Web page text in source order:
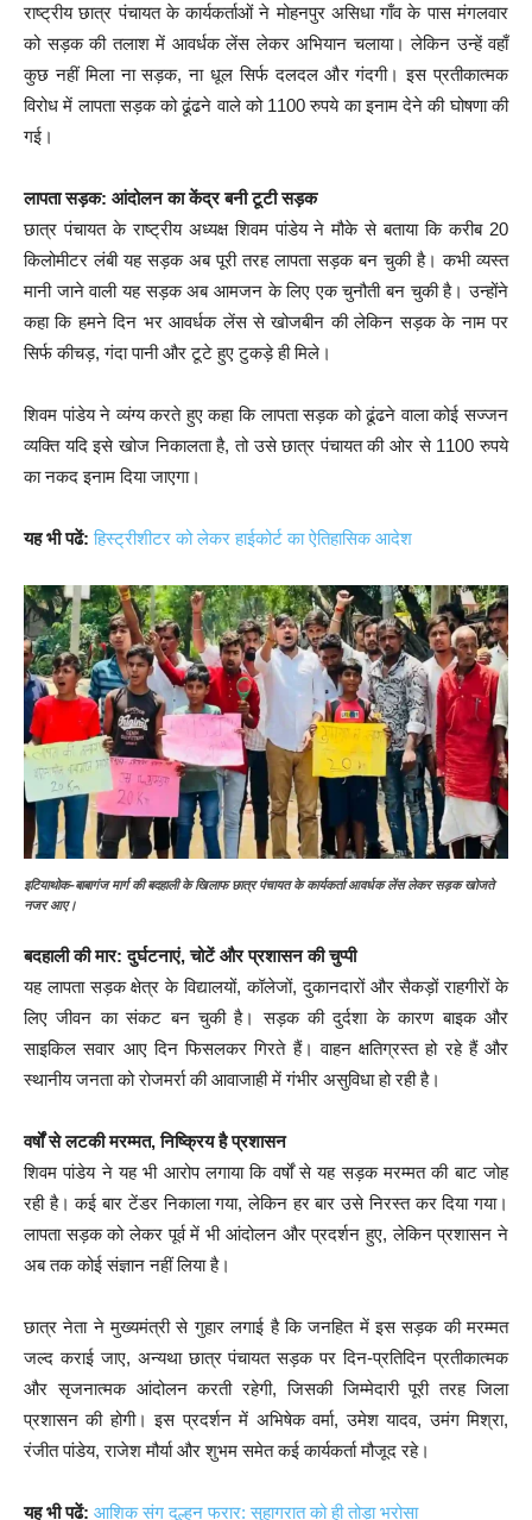
राष्ट्रीय छात्र पंचायत के कार्यकर्ताओं ने मोहनपुर असिधा गाँव के पास मंगलवार
को सड़क की तलाश में आवर्धक लेंस लेकर अभियान चलाया। लेकिन उन्हें वहाँ
कुछ नहीं मिला ना सड़क, ना धूल सिर्फ दलदल और गंदगी। इस प्रतीकात्मक
विरोध में लापता सड़क को ढूंढने वाले को 1100 रुपये का इनाम देने की घोषणा की
गई।
लापता सड़क: आंदोलन का केंद्र बनी टूटी सड़क
छात्र पंचायत के राष्ट्रीय अध्यक्ष शिवम पांडेय ने मौके से बताया कि करीब 20
किलोमीटर लंबी यह सड़क अब पूरी तरह लापता सड़क बन चुकी है। कभी व्यस्त
मानी जाने वाली यह सड़क अब आमजन के लिए एक चुनौती बन चुकी है। उन्होंने
कहा कि हमने दिन भर आवर्धक लेंस से खोजबीन की लेकिन सड़क के नाम पर
सिर्फ कीचड़, गंदा पानी और टूटे हुए टुकड़े ही मिले।
शिवम पांडेय ने व्यंग्य करते हुए कहा कि लापता सड़क को ढूंढने वाला कोई सज्जन
व्यक्ति यदि इसे खोज निकालता है, तो उसे छात्र पंचायत की ओर से 1100 रुपये
का नकद इनाम दिया जाएगा।
यह भी पढें: हिस्ट्रीशीटर को लेकर हाईकोर्ट का ऐतिहासिक आदेश
इटियाथोक-बाबागंज मार्ग की बदहाली के खिलाफ छात्र पंचायत के कार्यकर्ता आवर्धक लेंस लेकर सड़क खोजते
नजर आए।
बदहाली की मार: दुर्घटनाएं, चोटें और प्रशासन की चुप्पी
यह लापता सड़क क्षेत्र के विद्यालयों, कॉलेजों, दुकानदारों और सैकड़ों राहगीरों के
लिए जीवन का संकट बन चुकी है। सड़क की दुर्दशा के कारण बाइक और
साइकिल सवार आए दिन फिसलकर गिरते हैं। वाहन क्षतिग्रस्त हो रहे हैं और
स्थानीय जनता को रोजमर्रा की आवाजाही में गंभीर असुविधा हो रही है।
वर्षों से लटकी मरम्मत, निष्क्रिय है प्रशासन
शिवम पांडेय ने यह भी आरोप लगाया कि वर्षों से यह सड़क मरम्मत की बाट जोह
रही है। कई बार टेंडर निकाला गया, लेकिन हर बार उसे निरस्त कर दिया गया।
लापता सड़क को लेकर पूर्व में भी आंदोलन और प्रदर्शन हुए, लेकिन प्रशासन ने
अब तक कोई संज्ञान नहीं लिया है।
छात्र नेता ने मुख्यमंत्री से गुहार लगाई है कि जनहित में इस सड़क की मरम्मत
जल्द कराई जाए, अन्यथा छात्र पंचायत सड़क पर दिन-प्रतिदिन प्रतीकात्मक
और सृजनात्मक आंदोलन करती रहेगी, जिसकी जिम्मेदारी पूरी तरह जिला
प्रशासन की होगी। इस प्रदर्शन में अभिषेक वर्मा, उमेश यादव, उमंग मिश्रा,
रंजीत पांडेय, राजेश मौर्या और शुभम समेत कई कार्यकर्ता मौजूद रहे।
यह भी पढें: आशिक संग दुल्हन फरार: सुहागरात को ही तोड़ा भरोसा